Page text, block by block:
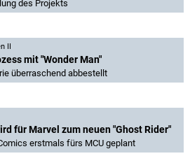
des Projekts
II
mit "Wonder Man"
überraschend abbestellt
für Marvel zum neuen "Ghost Rider"
erstmals fürs MCU geplant